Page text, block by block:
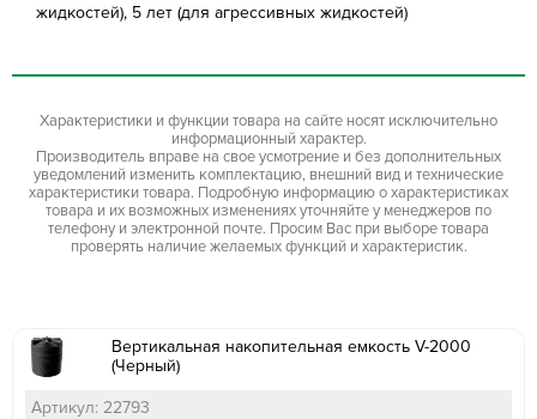
жидкостей), 5 лет (для агрессивных жидкостей)
Характеристики и функции товара на сайте носят исключительно
информационный характер.
Производитель вправе на свое усмотрение и без дополнительных
уведомлений изменить комплектацию, внешний вид и технические
характеристики товара. Подробную информацию о характеристиках
товара и их возможных изменениях уточняйте у менеджеров по
телефону и электронной почте. Просим Вас при выборе товара
проверять наличие желаемых функций и характеристик.
Вертикальная накопительная емкость V-2000
(Черный)
Артикул: 22793